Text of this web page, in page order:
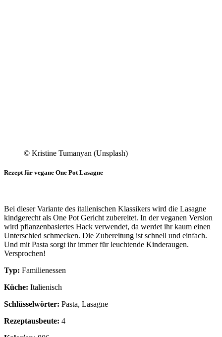
© Kristine Tumanyan (Unsplash)
Rezept für vegane One Pot Lasagne
Bei dieser Variante des italienischen Klassikers wird die Lasagne
kindgerecht als One Pot Gericht zubereitet. In der veganen Version
wird pflanzenbasiertes Hack verwendet, da werdet ihr kaum einen
Unterschied schmecken. Die Zubereitung ist schnell und einfach.
Und mit Pasta sorgt ihr immer für leuchtende Kinderaugen.
Versprochen!
Typ: Familienessen
Küche: Italienisch
Schlüsselwörter: Pasta, Lasagne
Rezeptausbeute: 4